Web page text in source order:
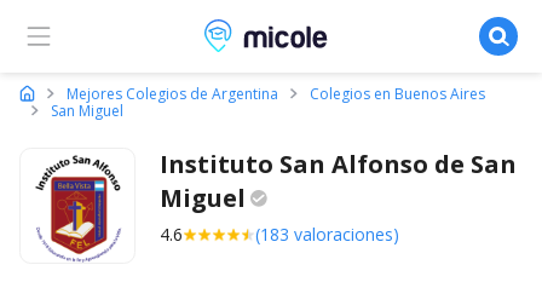
Micole, buscador de colegios
Mejores Colegios de Argentina
Colegios en Buenos Aires
San Miguel
Instituto San Alfonso de San
Miguel
4.6 (183 valoraciones)